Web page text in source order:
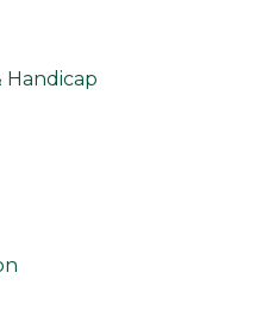
Handicap